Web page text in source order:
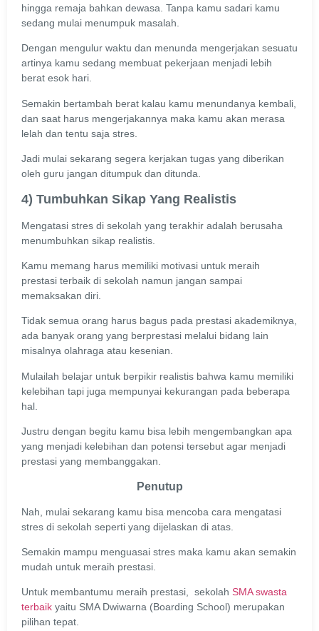
hingga remaja bahkan dewasa. Tanpa kamu sadari kamu
sedang mulai menumpuk masalah.
Dengan mengulur waktu dan menunda mengerjakan sesuatu
artinya kamu sedang membuat pekerjaan menjadi lebih
berat esok hari.
Semakin bertambah berat kalau kamu menundanya kembali,
dan saat harus mengerjakannya maka kamu akan merasa
lelah dan tentu saja stres.
Jadi mulai sekarang segera kerjakan tugas yang diberikan
oleh guru jangan ditumpuk dan ditunda.
4) Tumbuhkan Sikap Yang Realistis
Mengatasi stres di sekolah yang terakhir adalah berusaha
menumbuhkan sikap realistis.
Kamu memang harus memiliki motivasi untuk meraih
prestasi terbaik di sekolah namun jangan sampai
memaksakan diri.
Tidak semua orang harus bagus pada prestasi akademiknya,
ada banyak orang yang berprestasi melalui bidang lain
misalnya olahraga atau kesenian.
Mulailah belajar untuk berpikir realistis bahwa kamu memiliki
kelebihan tapi juga mempunyai kekurangan pada beberapa
hal.
Justru dengan begitu kamu bisa lebih mengembangkan apa
yang menjadi kelebihan dan potensi tersebut agar menjadi
prestasi yang membanggakan.
Penutup
Nah, mulai sekarang kamu bisa mencoba cara mengatasi
stres di sekolah seperti yang dijelaskan di atas.
Semakin mampu menguasai stres maka kamu akan semakin
mudah untuk meraih prestasi.
Untuk membantumu meraih prestasi, sekolah SMA swasta
terbaik yaitu SMA Dwiwarna (Boarding School) merupakan
pilihan tepat.